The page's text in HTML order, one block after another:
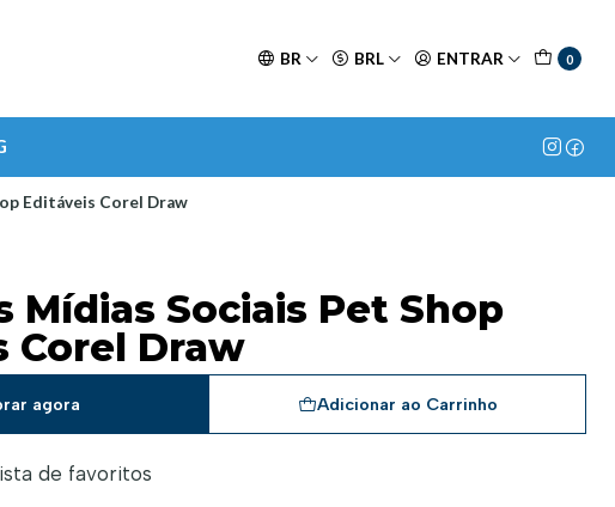
BR BRL ENTRAR 0
Editáveis Corel Draw
Mídias Sociais Pet Shop
Corel Draw
Adicionar ao Carrinho
agora
de favoritos